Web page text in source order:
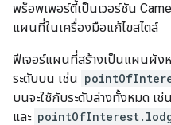
พร็อพเพอร์ตี้เป็นเวอร์ชัน
แผนที่ในเครื่องมือแก้ไขสไตล์
ฟีเจอร์แผนที่สร้างเป็นแผนผัง
ระดับบน เช่น
บนจะใช้กับระดับล่างทั้งหมด เช่น
และ